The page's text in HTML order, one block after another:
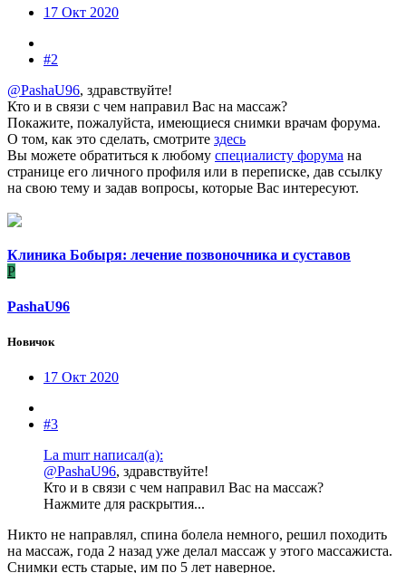
17 Окт 2020
#2
@PashaU96, здравствуйте!
Кто и в связи с чем направил Вас на массаж?
Покажите, пожалуйста, имеющиеся снимки врачам форума.
О том, как это сделать, смотрите здесь
Вы можете обратиться к любому специалисту форума на
странице его личного профиля или в переписке, дав ссылку
на свою тему и задав вопросы, которые Вас интересуют.
Клиника Бобыря: лечение позвоночника и суставов
P
PashaU96
Новичок
17 Окт 2020
#3
La murr написал(а):
@PashaU96, здравствуйте!
Кто и в связи с чем направил Вас на массаж?
Нажмите для раскрытия...
Никто не направлял, спина болела немного, решил походить
на массаж, года 2 назад уже делал массаж у этого массажиста.
Снимки есть старые, им по 5 лет наверное.